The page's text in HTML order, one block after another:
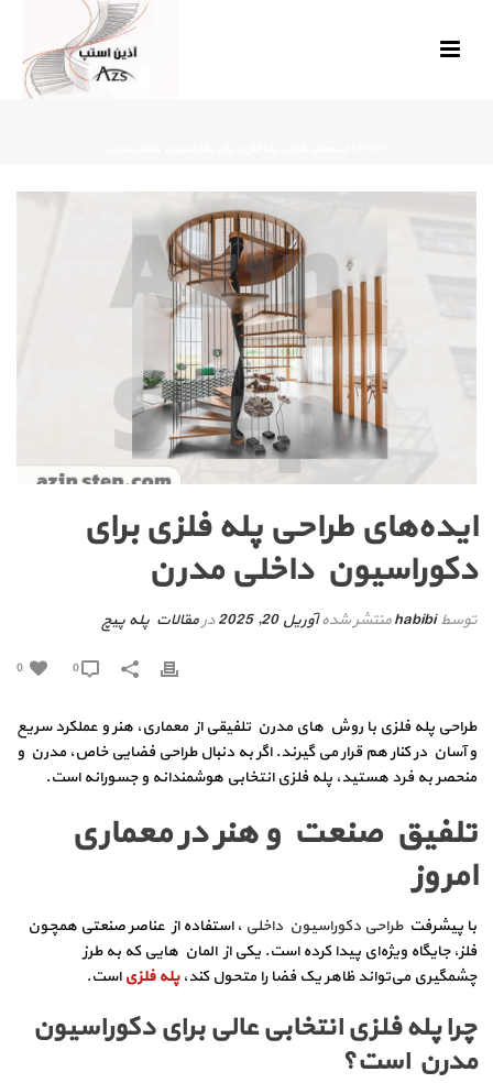
ایده‌های طراحی پله فلزی برای
دکوراسیون داخلی مدرن
توسطhabibiمنتشر شدهآوریل 20, 2025 درمقالات پله پیچ
0
طراحی پله فلزی با روش های مدرن تلفیقی از معماری، هنر و عملکرد سریع
و آسان در کنار هم قرار می‌ گیرند. اگر به دنبال طراحی فضایی خاص، مدرن و
منحصر به‌ فرد هستید، پله فلزی انتخابی هوشمندانه و جسورانه است.
تلفیق صنعت و هنر در معماری
امروز
با پیشرفتطراحی دکوراسیون داخلی ، استفاده از عناصر صنعتی همچون
فلز، جایگاه ویژه‌ای پیدا کرده است. یکی از المان‌ هایی که به‌ طرز
چشمگیری می‌تواند ظاهر یک فضا را متحول کند،پله فلزیاست.
چرا پله فلزی انتخابی عالی برای دکوراسیون
مدرن است؟